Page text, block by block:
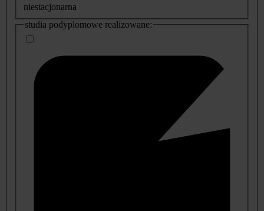
niestacjonarna
studia podyplomowe realizowane: